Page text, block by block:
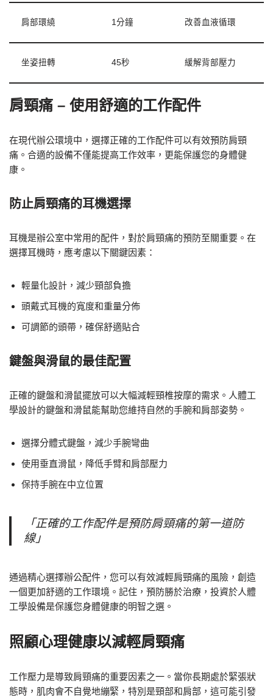
肩部環繞 1分鐘 改善血液循環
坐姿扭轉 45秒 緩解背部壓力
肩頸痛 – 使用舒適的工作配件
在現代辦公環境中，選擇正確的工作配件可以有效預防肩頸
痛。合適的設備不僅能提高工作效率，更能保護您的身體健
康。
防止肩頸痛的耳機選擇
耳機是辦公室中常用的配件，對於肩頸痛的預防至關重要。在
選擇耳機時，應考慮以下關鍵因素：
輕量化設計，減少頸部負擔
頭戴式耳機的寬度和重量分佈
可調節的頭帶，確保舒適貼合
鍵盤與滑鼠的最佳配置
正確的鍵盤和滑鼠擺放可以大幅減輕頸椎按摩的需求。人體工
學設計的鍵盤和滑鼠能幫助您維持自然的手腕和肩部姿勢。
選擇分體式鍵盤，減少手腕彎曲
使用垂直滑鼠，降低手臂和肩部壓力
保持手腕在中立位置
「正確的工作配件是預防肩頸痛的第一道防
線」
通過精心選擇辦公配件，您可以有效減輕肩頸痛的風險，創造
一個更加舒適的工作環境。記住，預防勝於治療，投資於人體
工學設備是保護您身體健康的明智之選。
照顧心理健康以減輕肩頸痛
工作壓力是導致肩頸痛的重要因素之一。當你長期處於緊張狀
態時，肌肉會不自覺地繃緊，特別是頸部和肩部，這可能引發